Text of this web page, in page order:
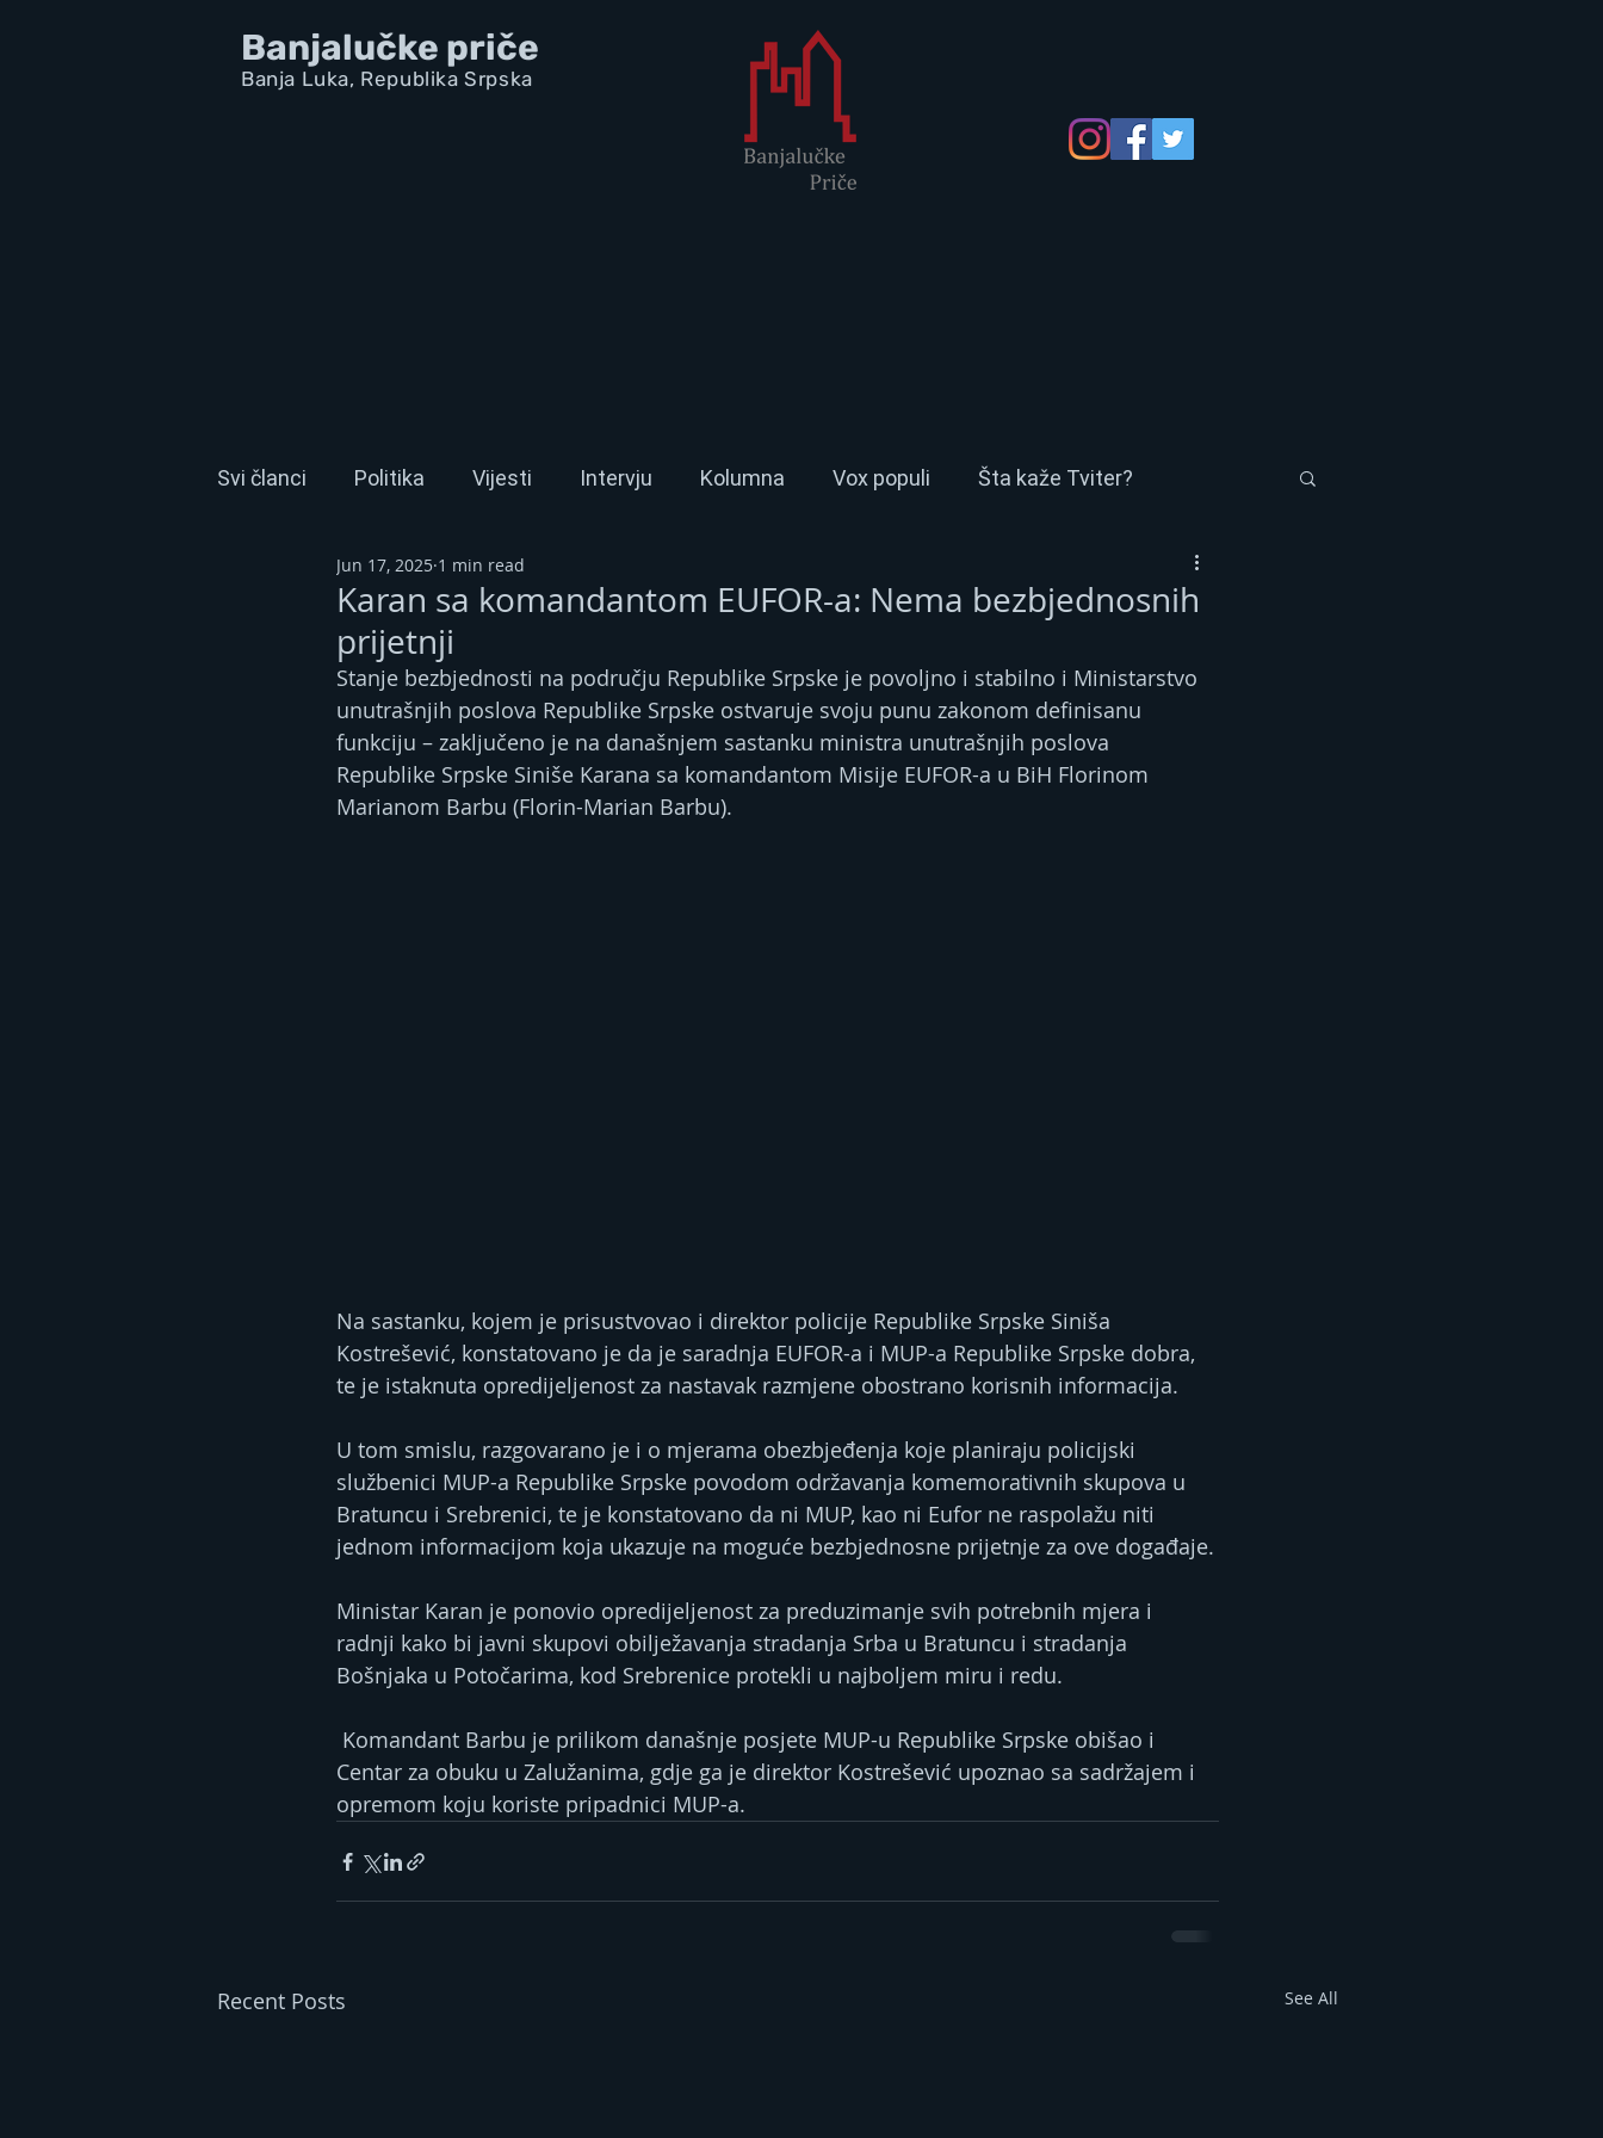
Banjalučke priče
Banja Luka, Republika Srpska
Svi članci Politika Vijesti Intervju Kolumna Vox populi Šta kaže Tviter?
Karan sa komandantom ЕUFOR-a: Nema bezbjednosnih
prijetnji
Jun 17, 2025 1 min read
Stanje bezbjednosti na području Republike Srpske je povoljno i stabilno i Ministarstvo
unutrašnjih poslova Republike Srpske ostvaruje svoju punu zakonom definisanu
funkciju – zaključeno je na današnjem sastanku ministra unutrašnjih poslova
Republike Srpske Siniše Karana sa komandantom Misije ЕUFOR-a u BiH Florinom
Marianom Barbu (Florin-Marian Barbu).
Na sastanku, kojem je prisustvovao i direktor policije Republike Srpske Siniša
Kostrešević, konstatovano je da je saradnja ЕUFOR-a i MUP-a Republike Srpske dobra,
te je istaknuta opredijeljenost za nastavak razmjene obostrano korisnih informacija.
U tom smislu, razgovarano je i o mjerama obezbjeđenja koje planiraju policijski
službenici MUP-a Republike Srpske povodom održavanja komemorativnih skupova u
Bratuncu i Srebrenici, te je konstatovano da ni MUP, kao ni Еufor ne raspolažu niti
jednom informacijom koja ukazuje na moguće bezbjednosne prijetnje za ove događaje.
Ministar Karan je ponovio opredijeljenost za preduzimanje svih potrebnih mjera i
radnji kako bi javni skupovi obilježavanja stradanja Srba u Bratuncu i stradanja
Bošnjaka u Potočarima, kod Srebrenice protekli u najboljem miru i redu.
Komandant Barbu je prilikom današnje posjete MUP-u Republike Srpske obišao i
Centar za obuku u Zalužanima, gdje ga je direktor Kostrešević upoznao sa sadržajem i
opremom koju koriste pripadnici MUP-a.
Recent Posts See All